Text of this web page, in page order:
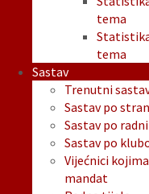
tema
tema
Sastav
Trenutni
Sastav po
Sastav po
Sastav po
Vijećnici
mandat